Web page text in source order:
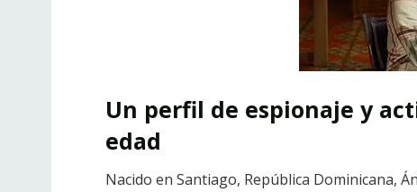
Un perfil de espionaje y
edad
Nacido en Santiago, República Dominicana,